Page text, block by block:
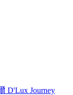
D'Lux Journey